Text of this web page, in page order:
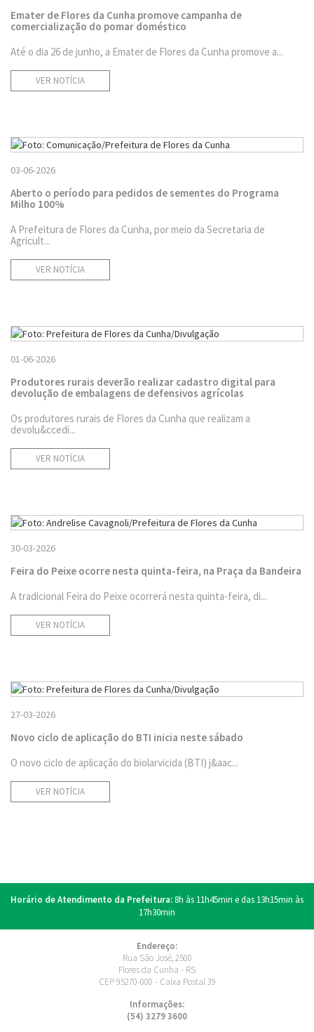
Emater de Flores da Cunha promove campanha de
comercialização do pomar doméstico
Até o dia 26 de junho, a Emater de Flores da Cunha promove a...
VER NOTÍCIA
03-06-2026
Aberto o período para pedidos de sementes do Programa
Milho 100%
A Prefeitura de Flores da Cunha, por meio da Secretaria de
Agricult...
VER NOTÍCIA
01-06-2026
Produtores rurais deverão realizar cadastro digital para
devolução de embalagens de defensivos agrícolas
Os produtores rurais de Flores da Cunha que realizam a
devolu&ccedi...
VER NOTÍCIA
30-03-2026
Feira do Peixe ocorre nesta quinta-feira, na Praça da Bandeira
A tradicional Feira do Peixe ocorrerá nesta quinta-feira, di...
VER NOTÍCIA
27-03-2026
Novo ciclo de aplicação do BTI inicia neste sábado
O novo ciclo de aplicação do biolarvicida (BTI) j&aac...
VER NOTÍCIA
Horário de Atendimento da Prefeitura:8h às 11h45min e das 13h15min às
17h30min
Endereço:
Rua São José, 2500
Flores da Cunha - RS
CEP 95270-000 - Caixa Postal 39
Informações:
(54) 3279 3600